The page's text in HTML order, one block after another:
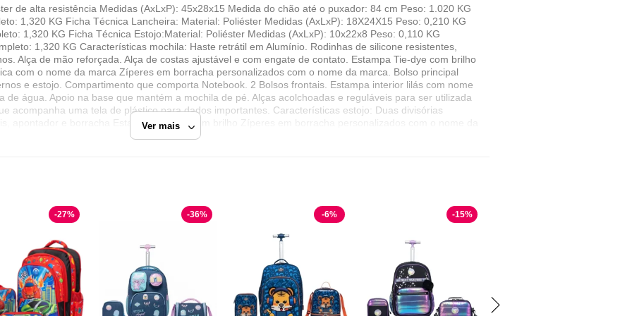
Zermat Shop
Razão Social
ZERMAT COMERCIO ELETRONICO LTDA
Ver mais
de alta resistência Medidas (AxLxP): 45x28x15 Medida do chão até o puxador: 84 cm Peso: 1.020 KG
1,320 KG Ficha Técnica Lancheira: Material: Poliéster Medidas (AxLxP): 18X24X15 Peso: 0,210 KG
1,320 KG Ficha Técnica Estojo:Material: Poliéster Medidas (AxLxP): 10x22x8 Peso: 0,110 KG
1,320 KG Características mochila: Haste retrátil em Alumínio. Rodinhas de silicone resistentes,
Alça de mão reforçada. Alça de costas ajustável e com engate de contato. Estampa Tie-dye com brilho
com o nome da marca Zíperes em borracha personalizados com o nome da marca. Bolso principal
e estojo. Compartimento que comporta Notebook. 2 Bolsos frontais. Estampa interior lilás com nome
de água. Apoio na base que mantém a mochila de pé. Alças acolchoadas e reguláveis para ser utilizada
acompanha uma tela de plástico para dados importantes. Características estojo: Duas divisórias
apontador e borracha Estampa Tie-dye com brilho Zíperes em borracha personalizados com o nome da
da marca. Detalhe em borracha de Leão com o nome da marca Logo holográfica com o nome da marca
a marca:A Polo One é uma marca inspirada no estilo de vida dos americanos, com influência nas mais
dentro do estilo esportivo e casual. Suas coleções são inspiradas nas tendências atuais e
detalhes de seus produtos farão a diferença entre os consumidores que exigem um custo benefícios sem
-27% -36% -6% -15%